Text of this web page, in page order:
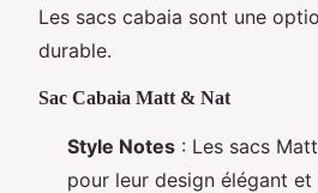
Les sacs cabaia sont une
durable.
Sac Cabaia Matt & Nat
Style Notes : Les sacs
pour leur design élégant et